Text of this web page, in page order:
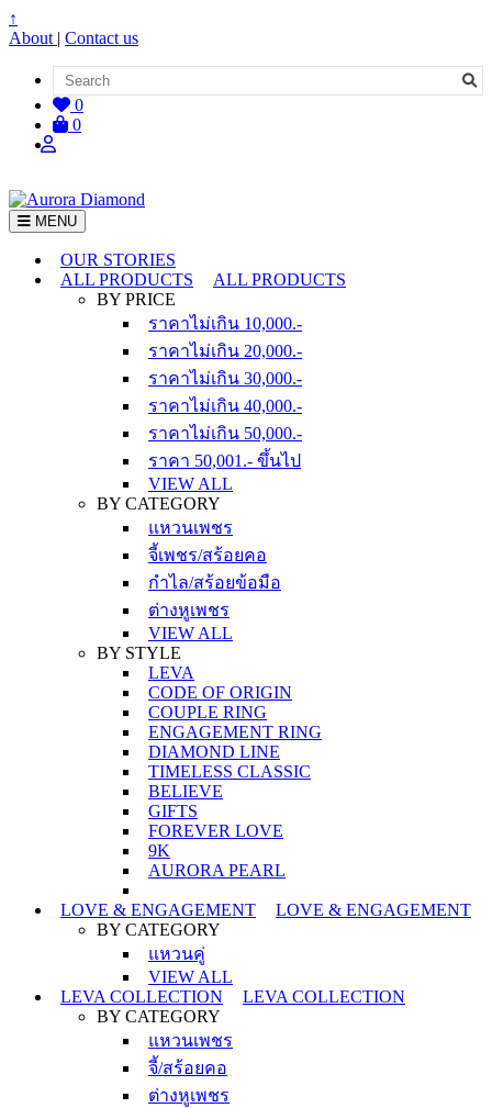
↑
About | Contact us
0
0
MENU
OUR STORIES
ALL PRODUCTS
ALL PRODUCTS
BY PRICE
ราคาไม่เกิน 10,000.-
ราคาไม่เกิน 20,000.-
ราคาไม่เกิน 30,000.-
ราคาไม่เกิน 40,000.-
ราคาไม่เกิน 50,000.-
ราคา 50,001.- ขึ้นไป
VIEW ALL
BY CATEGORY
แหวนเพชร
จี้เพชร/สร้อยคอ
กำไล/สร้อยข้อมือ
ต่างหูเพชร
VIEW ALL
BY STYLE
LEVA
CODE OF ORIGIN
COUPLE RING
ENGAGEMENT RING
DIAMOND LINE
TIMELESS CLASSIC
BELIEVE
GIFTS
FOREVER LOVE
9K
AURORA PEARL
LOVE & ENGAGEMENT
LOVE & ENGAGEMENT
BY CATEGORY
แหวนคู่
VIEW ALL
LEVA COLLECTION
LEVA COLLECTION
BY CATEGORY
แหวนเพชร
จี้/สร้อยคอ
ต่างหูเพชร